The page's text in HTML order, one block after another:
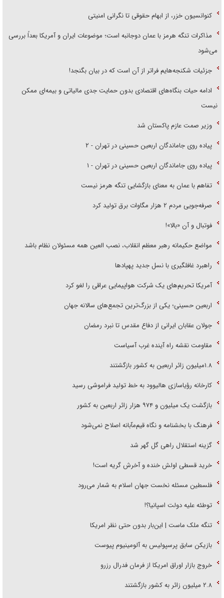
کنوانسیون خزر، از ابهام حقوقی تا نگرانی امنیتی
مذاکرات تنگه هرمز با عمان دوجانبه است؛ موضوعات ایران و آمریکا بعداً بررسی
می‌شود
جزئیات شکنجه‌هایم فراتر از آن است که در بیان بگنجد!
ادامه حیات بنگاه‌های اقتصادی بدون حمایت جدی مالیاتی و بیمه‌ای ممکن
نیست
وزیر صمت عازم پاکستان شد
پیاده روی جاماندگان اربعین حسینی در تهران - ۲
پیاده روی جاماندگان اربعین حسینی در تهران - ۱
تفاهم با عمان به معنای بازگشایی تنگه هرمز نیست
صرفه‌جویی مردم ۲ هزار مگاوات برق تولید کرد
فوتبال و آن «بالا»!
مواضع حکیمانه رهبر معظم انقلاب، نصب العین همه مسئولان نظام باشد
راهبرد غافلگیری با نسل جدید پهپاد‌ها
آمریکا تحریم‌های یک شرکت هواپیمایی عراقی را لغو کرد
اربعین حسینی؛ یکی از بزرگ‌ترین تجمع‌های سالانه جهان
جولان عقابان ایرانی از دفاع مقدس تا نبرد رمضان
مقاومت نقشه راه آینده غرب آسیاست
۱.۸میلیون زائر اربعین به کشور بازگشتند
کارخانه رؤیاسازی هالیوود به خط تولید فراموشی رسید
بازگشت یک میلیون و ۹۷۴ هزار زائر اربعین به کشور
فرهنگ با بخشنامه و نگاه قیم‌مآبانه اصلاح نمی‌شود
گزینه استقلال راهی گل گهر شد
خرید قسطی اولش خنده و آخرش گریه است!
فلسطین مسئله نخست جهان اسلام به شمار می‌رود
توطئه علیه دولت اسپانیا؟!
تنگه ملک ماست | این‌بار بدون حتی نظر امریکا
بازیکن سابق پرسپولیس به آلومینیوم پیوست
خروج بازار اوراق امریکا از فرمان فدرال رزرو
۲.۸ میلیون زائر به کشور بازگشتند